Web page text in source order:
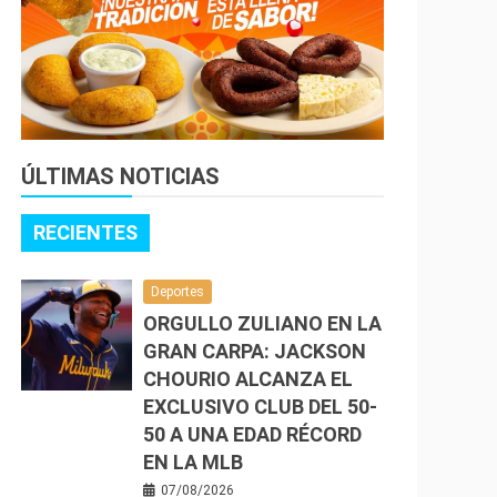
ÚLTIMAS NOTICIAS
RECIENTES
Deportes
ORGULLO ZULIANO EN LA
GRAN CARPA: JACKSON
CHOURIO ALCANZA EL
EXCLUSIVO CLUB DEL 50-
50 A UNA EDAD RÉCORD
EN LA MLB
07/08/2026